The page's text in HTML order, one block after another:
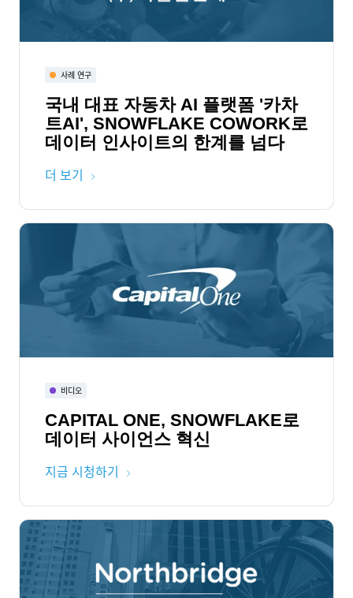
사례 연구
국내 대표 자동차 AI 플랫폼 '카차
트AI', SNOWFLAKE COWORK로
데이터 인사이트의 한계를 넘다
더 보기
비디오
CAPITAL ONE, SNOWFLAKE로
데이터 사이언스 혁신
지금 시청하기